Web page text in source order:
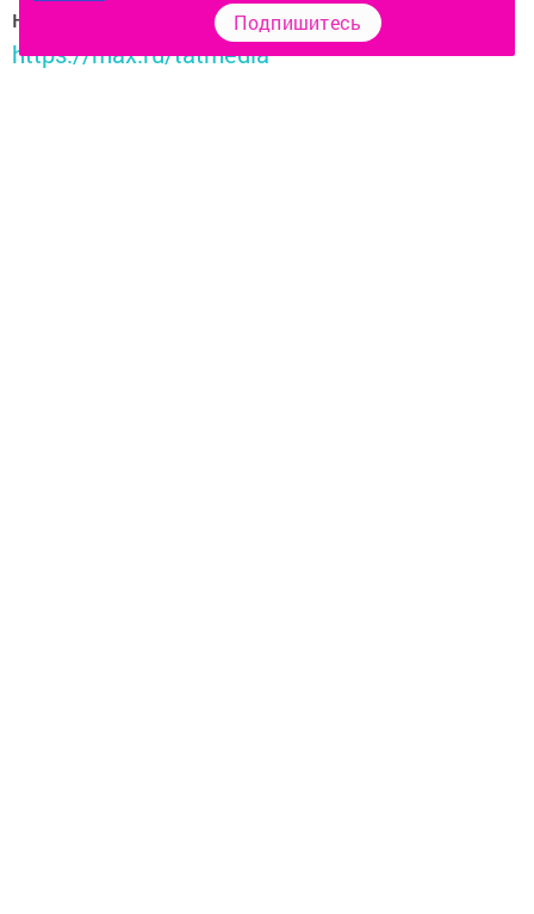
национальном мессенджере MАХ:
https://max.ru/tatmedia
Подпишитесь